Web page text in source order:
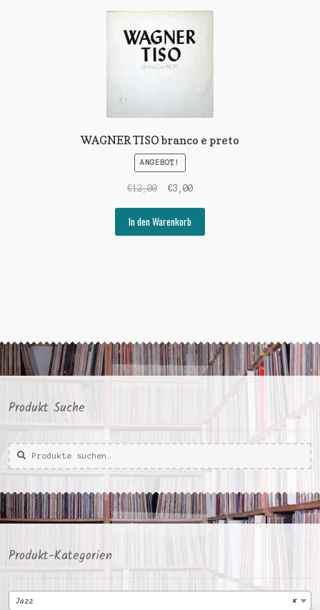
WAGNER TISO branco e preto
ANGEBOT!
€12,00
Ursprünglicher
war:
€12,00
€3,00Aktueller
€3,00.
In den Warenkorb
Produkt Suche
Suche
nach:
Suche
Produkt-Kategorien
×
Jazz